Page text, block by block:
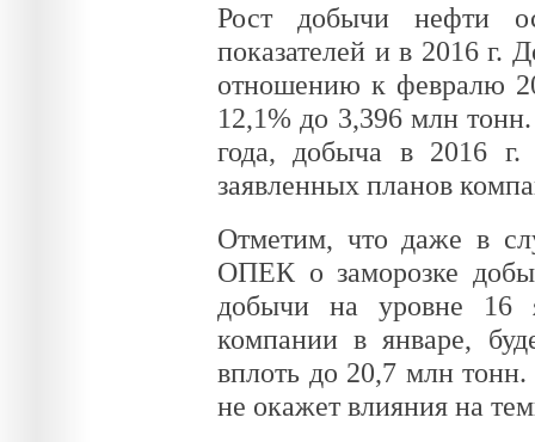
Рост добычи нефти
показателей и в 2016 г.
отношению к февралю
12,1% до 3,396 млн
года, добыча в 2016
заявленных планов
Отметим, что даже в
ОПЕК о заморозке
добычи на уровне 16
компании в январе,
вплоть до 20,7 млн
не окажет влияния на